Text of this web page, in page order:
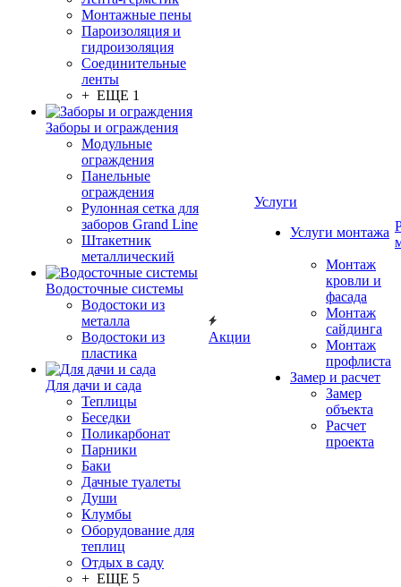
Монтажные пены
Пароизоляция и
гидроизоляция
Соединительные
ленты
+ ЕЩЕ 1
Заборы и ограждения
Модульные
ограждения
Панельные
ограждения
Рулонная сетка для
заборов Grand Line
Штакетник
металлический
Водосточные системы
Водостоки из
металла
Водостоки из
пластика
Для дачи и сада
Теплицы
Беседки
Поликарбонат
Парники
Баки
Дачные туалеты
Души
Клумбы
Оборудование для
теплиц
Отдых в саду
+ ЕЩЕ 5
Акции
Услуги
Услуги монтажа
Монтаж
кровли и
фасада
Монтаж
сайдинга
Монтаж
профлиста
Замер и расчет
Замер
объекта
Расчет
проекта